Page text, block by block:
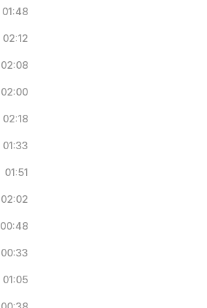
01:48
02:12
02:08
02:00
02:18
01:33
01:51
02:02
00:48
00:33
01:05